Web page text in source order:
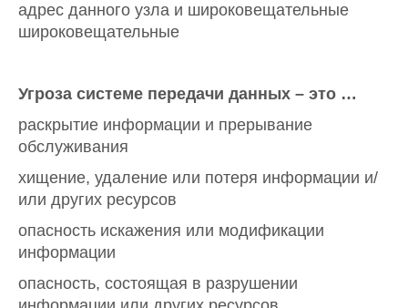
адрес данного узла и широковещательные
широковещательные
Угроза системе передачи данных – это …
раскрытие информации и прерывание
обслуживания
хищение, удаление или потеря информации и/
или других ресурсов
опасность искажения или модификации
информации
опасность, состоящая в разрушении